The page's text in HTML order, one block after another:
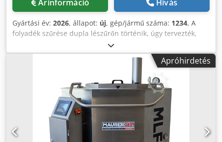
Árinformáció Hívás
Gyártási év: 2026, állapot: új, gép/jármű száma: 1234, A
folyadék szűrése dupla lészűrőn történik, úgy tervezték,
hogy megakadályozza a pasztőrözőben felhalmozódó 200
mikronnál nagyobb részecskék bejutását a
tárolótartályokba. A préselt lét kettős szűrőn keresztül
szűrik. Két egymástól függetlenül működő szűrő, amelyek
képesek egymástól függetlenül működni. Műszaki adatok:
Chedpfx Asiu Hyaskqoa - Teljesítmény: max. 2000 L/óra -
Szűrő finomsága: 500 μm - Anyaga: WNr. 1.4301, AISI 304
rozsdamentes acél - Méret: 550x300x1200 mm - Súly: 20 kg
- Csatlakozás: DN 25 Opciók: - Szűrő 1: 250 μm - Szűrő 2:
100 μm - Szűrő 3: 50 μm
Apróhirdetés